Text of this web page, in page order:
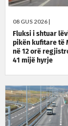
08 GUS 2026 |
Fluksi i shtuar
pikën kufitare të
në 12 orë
41 mijë hyrje